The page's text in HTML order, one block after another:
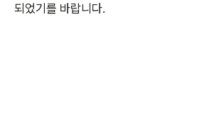
되었기를 바랍니다.